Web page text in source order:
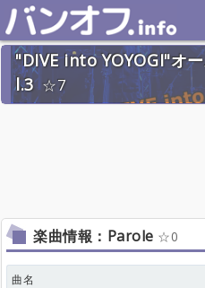
"DIVE into YOYOGI"オ
l.3
7
楽曲情報：Parole 0
曲名